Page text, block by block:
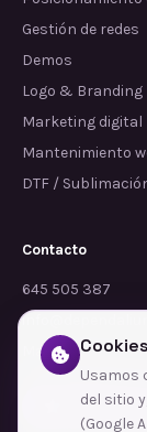
Gestión de redes
Demos
Logo & Branding
Marketing digital
Mantenimiento
DTF /
Contacto
645 505 387
Mataró (
Déjanos
Usamos
del sitio
(Google